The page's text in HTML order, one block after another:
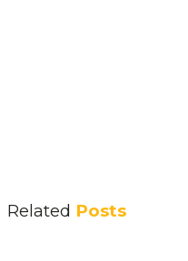
Related Posts